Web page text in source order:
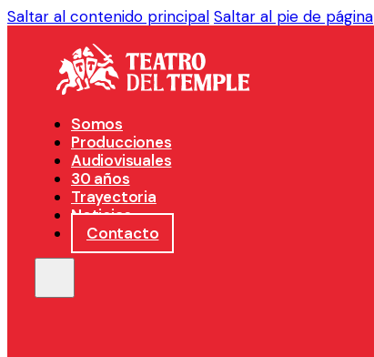
Saltar al contenido principal Saltar al pie de página
Somos
Producciones
Audiovisuales
30 años
Trayectoria
Noticias
Contacto